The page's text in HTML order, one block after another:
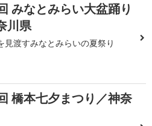
みなとみらい大盆踊り
川県
見渡すみなとみらいの夏祭り
橋本七夕まつり／神奈